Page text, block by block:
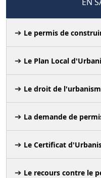
Le permis de
Le Plan Local
Le droit de
La demande de
Le Certificat
Le recours contre le